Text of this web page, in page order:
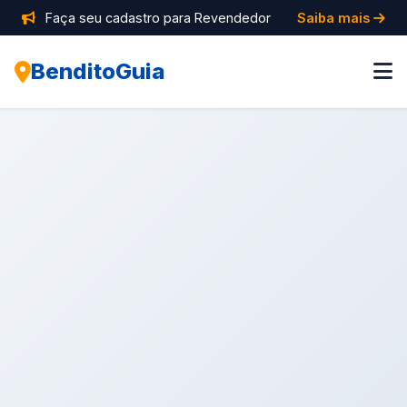
Faça seu cadastro para Revendedor Saiba mais
BenditoGuia